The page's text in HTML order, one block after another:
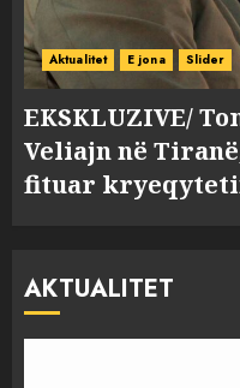
Aktualitet E jona Slider
EKSKLUZIVE/
Veliajn në
fituar
AKTUALITET